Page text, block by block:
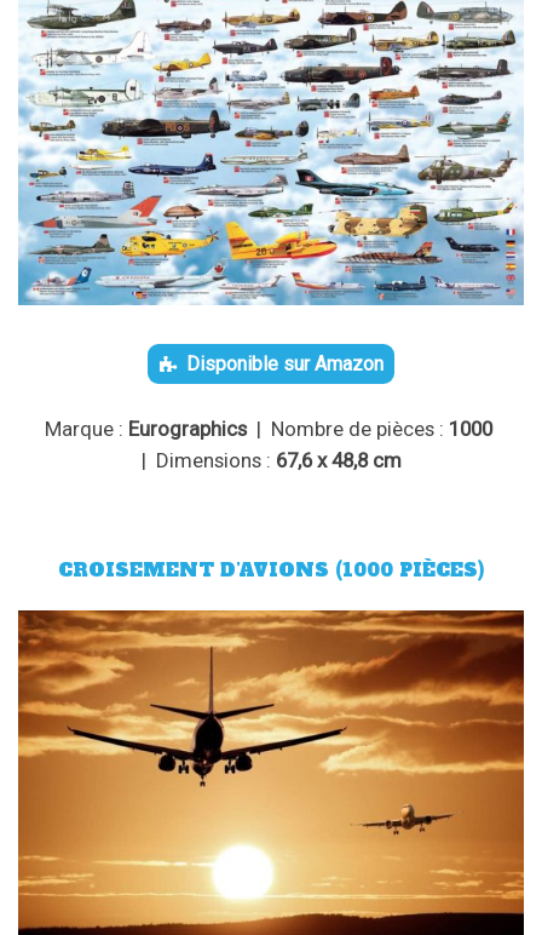
Disponible sur Amazon
Marque : Eurographics| Nombre de pièces : 1000
| Dimensions : 67,6 x 48,8 cm
CROISEMENT D’AVIONS (1000 PIÈCES)